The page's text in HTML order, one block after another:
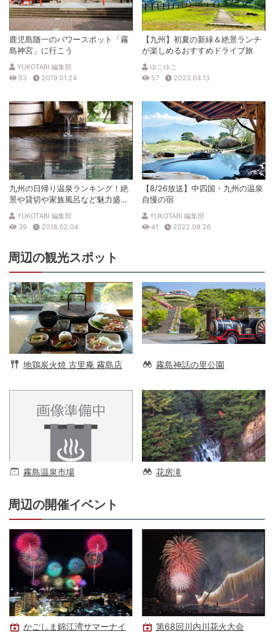
鹿児島随一のパワースポット「霧
島神宮」に行こう
YUKOTABI 編集部
53
2019.01.24
【九州】初夏の新緑＆絶景ランチ
が楽しめるおすすめドライブ旅
ゆこゆこ
57
2023.04.13
九州の日帰り温泉ランキング！絶
景や貸切や家族風呂など魅力盛沢
山！
YUKOTABI 編集部
39
2018.02.04
【8/26放送】中四国・九州の温泉
自慢の宿
YUKOTABI 編集部
41
2022.08.26
周辺の観光スポット
地鶏炭火焼 古里庵 霧島店 霧島神話の里公園
霧島温泉市場 花房滝
周辺の開催イベント
かごしま錦江湾サマーナイ
第68回川内川花火大会